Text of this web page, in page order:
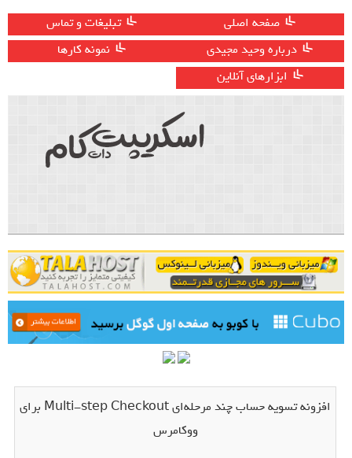
صفحه اصلی
تبلیغات و تماس
درباره وحید مجیدی
نمونه کارها
ابزارهای آنلاین
افزونه تسویه حساب چند مرحله‌‌ای Multi-step Checkout برای
ووکامرس